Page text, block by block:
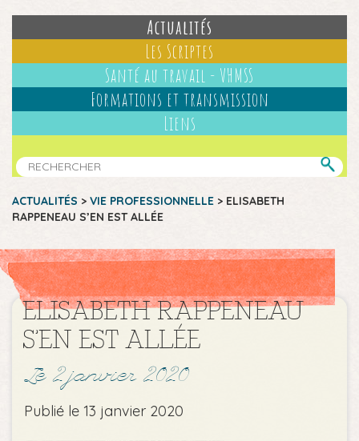
Actualités
Les Scriptes
Santé au travail - VHMSS
Formations et transmission
Liens
ACTUALITÉS > VIE PROFESSIONNELLE > ELISABETH
RAPPENEAU S’EN EST ALLÉE
ELISABETH RAPPENEAU
S’EN EST ALLÉE
Le 2 janvier 2020
Publié le 13 janvier 2020